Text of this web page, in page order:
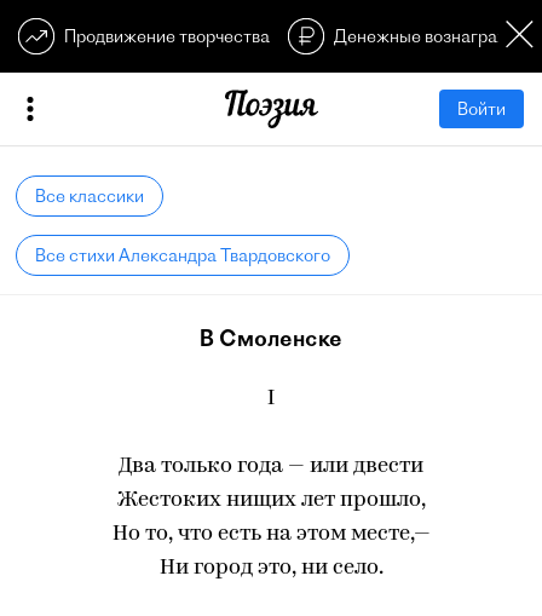
Продвижение творчества Денежные
Войти
Все классики
Все стихи Александра Твардовского
В Смоленске
I
Два только года — или двести
Жестоких нищих лет прошло,
Но то, что есть на этом месте,—
Ни город это, ни село.